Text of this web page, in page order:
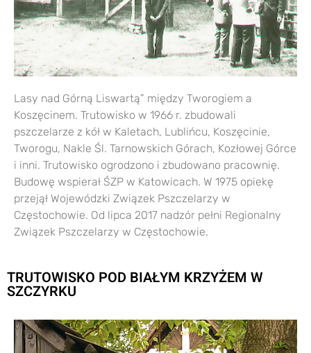
Lasy nad Górną Liswartą” między Tworogiem a
Koszęcinem. Trutowisko w 1966 r. zbudowali
pszczelarze z kół w Kaletach, Lublińcu, Koszęcinie,
Tworogu, Nakle Śl. Tarnowskich Górach, Kozłowej Górce
i inni. Trutowisko ogrodzono i zbudowano pracownię.
Budowę wspierał ŚZP w Katowicach. W 1975 opiekę
przejął Wojewódzki Związek Pszczelarzy w
Częstochowie. Od lipca 2017 nadzór pełni Regionalny
Związek Pszczelarzy w Częstochowie.
TRUTOWISKO POD BIAŁYM KRZYŻEM W
SZCZYRKU